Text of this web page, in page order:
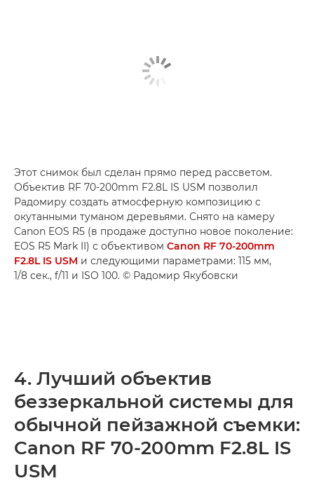
Этот снимок был сделан прямо перед рассветом.
Объектив RF 70-200mm F2.8L IS USM позволил
Радомиру создать атмосферную композицию с
окутанными туманом деревьями. Снято на камеру
Canon EOS R5 (в продаже доступно новое поколение:
EOS R5 Mark II) с объективом Canon RF 70-200mm
F2.8L IS USM и следующими параметрами: 115 мм,
1/8 сек., f/11 и ISO 100. © Радомир Якубовски
4. Лучший объектив
беззеркальной системы для
обычной пейзажной съемки:
Canon RF 70-200mm F2.8L IS
USM